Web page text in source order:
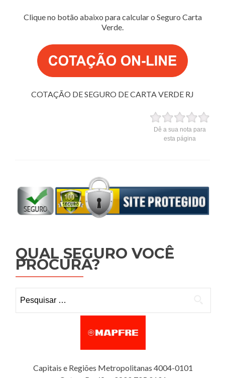
Clique no botão abaixo para calcular o Seguro Carta
Verde.
COTAÇÃO DE SEGURO DE CARTA VERDE RJ
Dê a sua nota para
esta página
QUAL SEGURO VOCÊ
PROCURA?
Capitais e Regiões Metropolitanas 4004-0101